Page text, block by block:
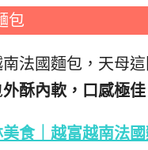
包
法國麵包，天母
外酥內軟，口感極佳
美食｜越富越南法